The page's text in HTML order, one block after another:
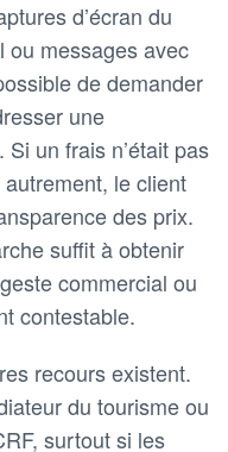
d’écran du
ou messages avec
de demander
une
un frais n’était pas
le client
des prix.
suffit à obtenir
commercial ou
contestable.
recours existent.
du tourisme ou
surtout si les